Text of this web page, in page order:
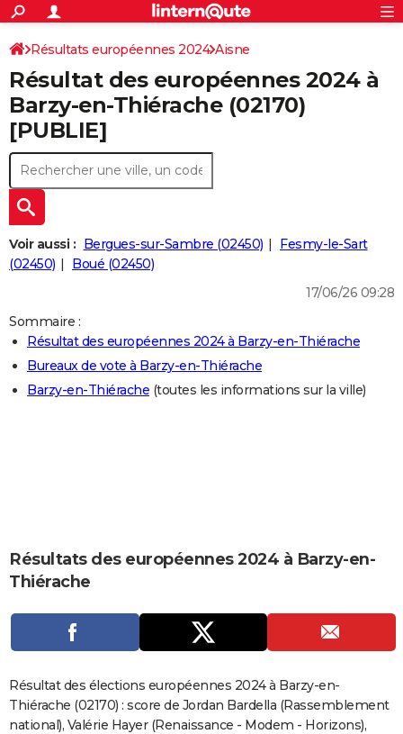
ACTUALITÉS
Politique
Société
Faits Divers
Education
Monde
Villes
+
SPORT
Coupe du monde 2026
Football
Tennis
Cyclisme
Rugby
Forum
Programme TV
TNT
Streaming
Cinéma
Sorties cinéma
Musique
+FINANCE
Retraite
Impôts
Epargne
Immobilier
Risques naturels par ville
Banque
Assurance
CréditAUTO
Essais
Réserver un essai
Citadines
Berlines
SUV
Forum auto
+HIGH-TECH
Mobiles
Meilleur smartphone
Internet
Ordinateurs
Jeux vidéo
Guide high-tech
+
BRICOLAGE
Forum
Aménagement intérieur
Extérieur
Cuisine
Salle de bains
Jardinage
Rangement
+
LIFESTYLE
Art de vivre
Bien-être
Loisirs
Mode
Modes de vie
SANTE
Alimentation
Guide de la santé
Maladies
Médicaments
Sommeil
VOYAGE
Carte de Noël
Carte Bonne année
Carte Saint-Valentin
Carte Pâques
Carte d'anniversaire
COPAINS D'AVANT
AVIS DE DÉCÈS
FORUM
S'inscrire
Connexion
Résultats européennes 2024 Aisne
Résultat des européennes 2024 à
Barzy-en-Thiérache (02170)
[PUBLIE]
Voir aussi : Bergues-sur-Sambre (02450)
Fesmy-le-Sart
(02450)
Boué (02450)
17/06/26 09:28
Sommaire :
Résultat des européennes 2024 à Barzy-en-Thiérache
Bureaux de vote à Barzy-en-Thiérache
Barzy-en-Thiérache (toutes les informations sur la ville)
Résultats des européennes 2024 à Barzy-en-
Thiérache
Résultat des élections européennes 2024 à Barzy-en-
Thiérache (02170) : score de Jordan Bardella (Rassemblement
national), Valérie Hayer (Renaissance - Modem - Horizons),